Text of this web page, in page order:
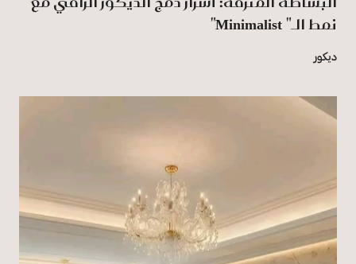
نمط الـ" Minimalist"
ديكور